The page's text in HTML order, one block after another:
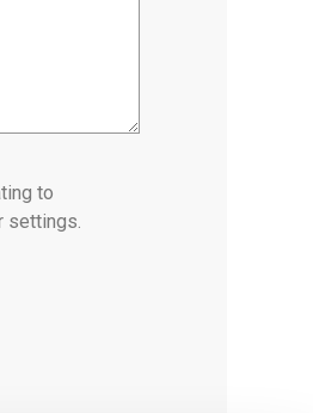
to
settings.